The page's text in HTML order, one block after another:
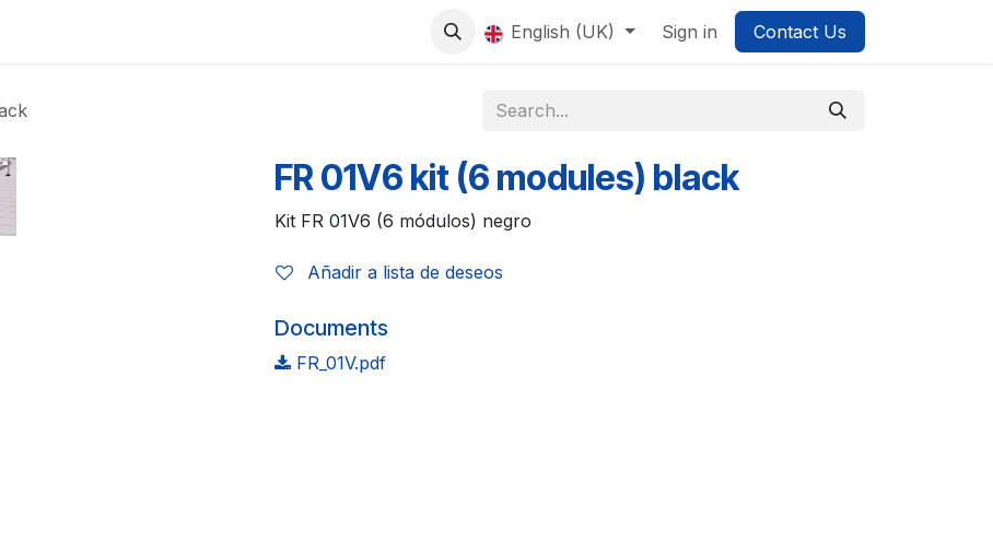
English (UK) Sign in Contact Us
FR 01V6 kit (6 modules) black
Kit FR 01V6 (6 módulos) negro
Añadir a lista de deseos
Documents
FR_01V.pdf